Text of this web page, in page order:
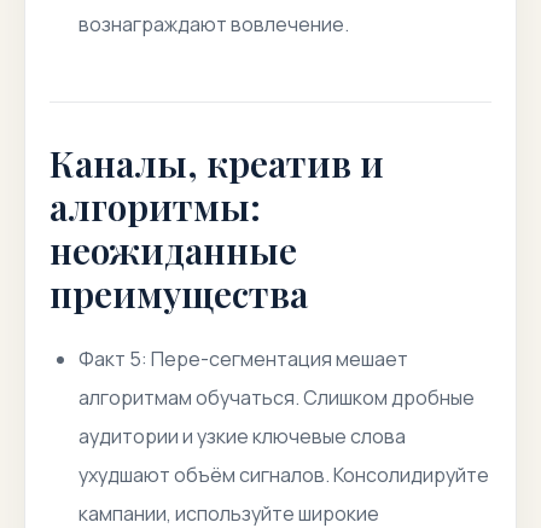
вознаграждают вовлечение.
Каналы, креатив и
алгоритмы:
неожиданные
преимущества
Факт 5: Пере-сегментация мешает
алгоритмам обучаться. Слишком дробные
аудитории и узкие ключевые слова
ухудшают объём сигналов. Консолидируйте
кампании, используйте широкие